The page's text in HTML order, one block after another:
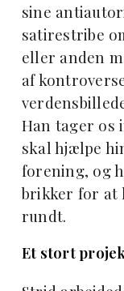
sine
satirestribe
eller anden
af
Han tager os
skal hjælpe
forening, og
brikker for at
rundt.
Et stort